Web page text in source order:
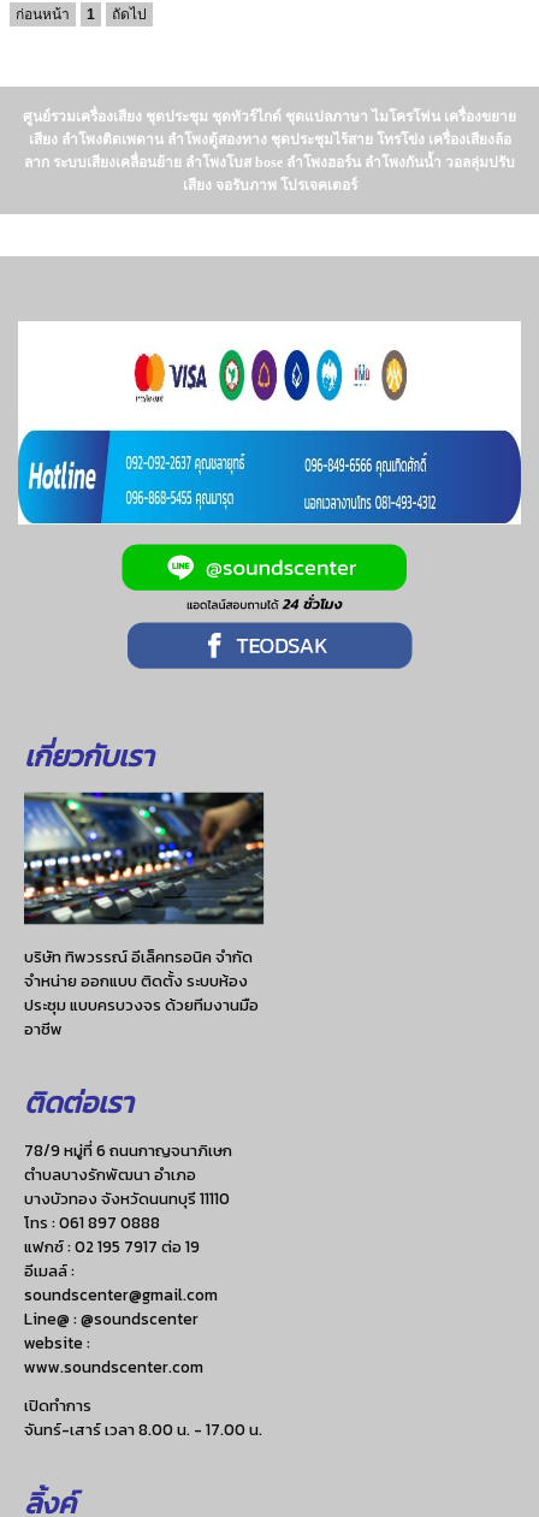
ก่อนหน้า 1 ถัดไป
ศูนย์รวมเครื่องเสียง ชุดประชุม ชุดทัวร์ไกด์ ชุดแปลภาษา ไมโครโฟน เครื่องขยาย
เสียง ลำโพงติดเพดาน ลำโพงตู้สองทาง ชุดประชุมไร้สาย โทรโข่ง เครื่องเสียงล้อ
ลาก ระบบเสียงเคลื่อนย้าย ลำโพงโบส bose ลำโพงฮอร์น ลำโพงกันน้ำ วอลลุ่มปรับ
เสียง จอรับภาพ โปรเจคเตอร์
เกี่ยวกับเรา
บริษัท ทิพวรรณ์ อีเล็คทรอนิค จำกัด
จำหน่าย ออกแบบ ติดตั้ง ระบบห้อง
ประชุม แบบครบวงจร ด้วยทีมงานมือ
อาชีพ
ติดต่อเรา
78/9 หมู่ที่ 6 ถนนกาญจนาภิเษก
ตำบลบางรักพัฒนา อำเภอ
บางบัวทอง จังหวัดนนทบุรี 11110
โทร :061 897 0888
แฟกซ์ :02 195 7917 ต่อ 19
อีเมลล์ :
soundscenter@gmail.com
Line@ : @soundscenter
website :
www.soundscenter.com
เปิดทำการ
จันทร์-เสาร์ เวลา 8.00 น. - 17.00 น.
ลิ้งค์